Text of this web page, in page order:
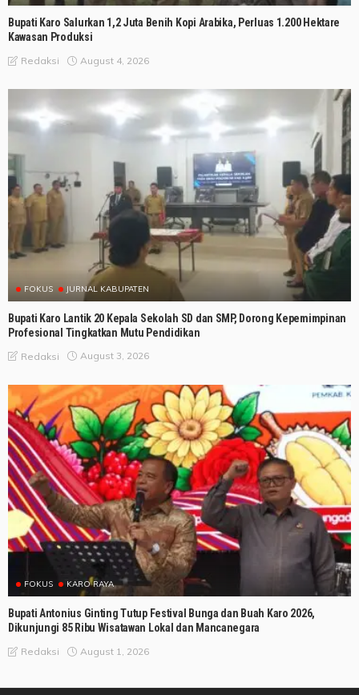
Bupati Karo Salurkan 1,2 Juta Benih Kopi Arabika, Perluas 1.200 Hektare
Kawasan Produksi
Redaksi August 4, 2026
FOKUS JURNAL KABUPATEN
Bupati Karo Lantik 20 Kepala Sekolah SD dan SMP, Dorong Kepemimpinan
Profesional Tingkatkan Mutu Pendidikan
Redaksi August 3, 2026
FOKUS KARO RAYA
Bupati Antonius Ginting Tutup Festival Bunga dan Buah Karo 2026,
Dikunjungi 85 Ribu Wisatawan Lokal dan Mancanegara
Redaksi August 1, 2026